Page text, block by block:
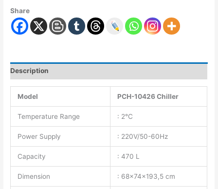
Share
Description
Model PCH-10426 Chiller
Temperature Range : 2°C
Power Supply : 220V/50-60Hz
Capacity : 470 L
Dimension : 68x74x193,5 cm